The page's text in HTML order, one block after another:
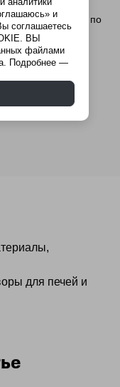
консультант по
для печей и
и
соглашаетесь
ВЫ
файлами
Подробнее —